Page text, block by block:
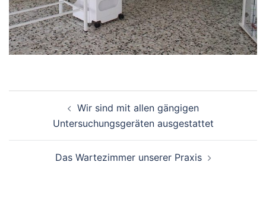
Wir sind mit allen gängigen
Untersuchungsgeräten ausgestattet
Das Wartezimmer unserer Praxis